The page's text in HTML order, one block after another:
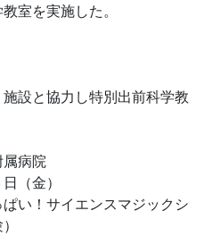
室を実施した。
設と協力し特別出前科学教
属病院
（金）
い！サイエンスマジックシ